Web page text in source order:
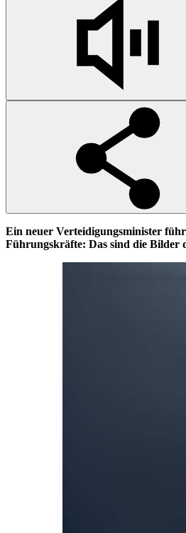
Ein neuer Verteidigungsminister
Führungskräfte: Das sind die Bilder